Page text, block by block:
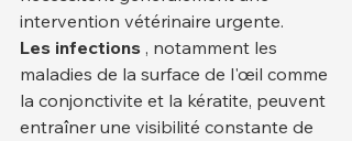
intervention vétérinaire urgente.
Les infections , notamment les
maladies de la surface de l'œil comme
la conjonctivite et la kératite, peuvent
entraîner une visibilité constante de